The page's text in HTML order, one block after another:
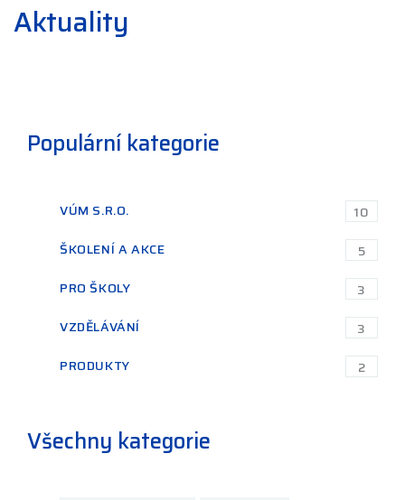
Aktuality
Populární kategorie
VÚM S.R.O.
10
ŠKOLENÍ A AKCE
5
PRO ŠKOLY
3
VZDĚLÁVÁNÍ
3
PRODUKTY
2
Všechny kategorie